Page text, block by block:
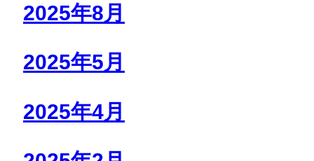
2025年8月
2025年5月
2025年4月